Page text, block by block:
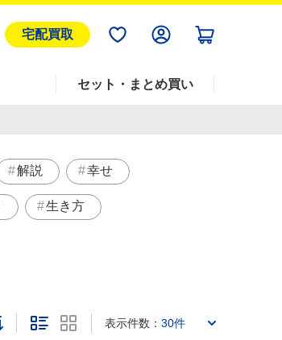
宅配買取
セット・まとめ買い
解説 幸せ
生き方
表示件数： 30件